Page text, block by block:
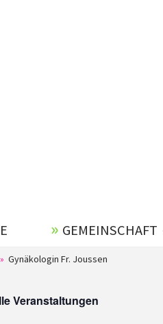
GEMEINSCHAFT
» Gynäkologin Fr. Joussen
Veranstaltungen